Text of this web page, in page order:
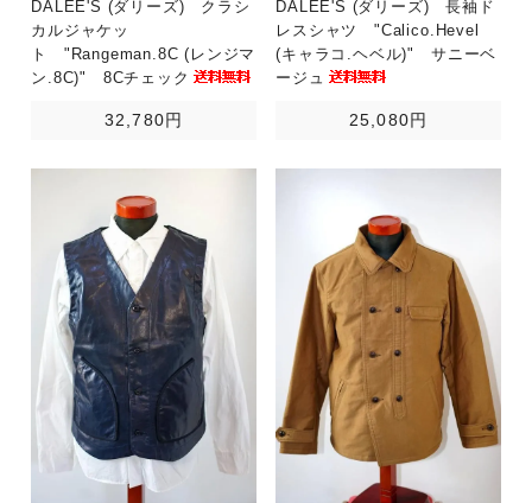
DALEE'S (ダリーズ) クラシ
カルジャケッ
ト "Rangeman.8C (レンジマ
ン.8C)" 8Cチェック
32,780円
DALEE'S (ダリーズ) 長袖ド
レスシャツ "Calico.Hevel
(キャラコ.ヘベル)" サニーベ
ージュ
25,080円